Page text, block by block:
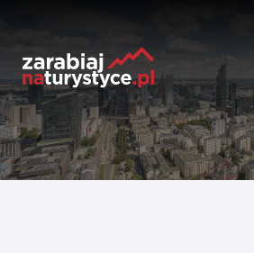
WIEDZA
ANALIZY I
BADANIA I